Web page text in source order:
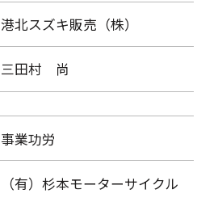
港北スズキ販売（株）
三田村 尚
事業功労
（有）杉本モーターサイクル